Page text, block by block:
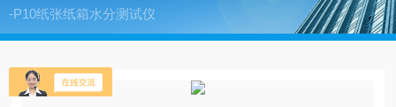
-P10纸张纸箱水分测试仪